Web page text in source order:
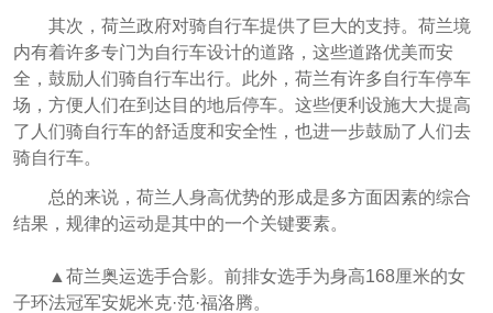
其次，荷兰政府对骑自行车提供了巨大的支持。荷兰境
内有着许多专门为自行车设计的道路，这些道路优美而安
全，鼓励人们骑自行车出行。此外，荷兰有许多自行车停车
场，方便人们在到达目的地后停车。这些便利设施大大提高
了人们骑自行车的舒适度和安全性，也进一步鼓励了人们去
骑自行车。
总的来说，荷兰人身高优势的形成是多方面因素的综合
结果，规律的运动是其中的一个关键要素。
▲荷兰奥运选手合影。前排女选手为身高168厘米的女
子环法冠军安妮米克·范·福洛腾。